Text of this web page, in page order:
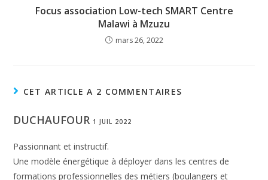
Focus association Low-tech SMART Centre
Malawi à Mzuzu
mars 26, 2022
CET ARTICLE A 2 COMMENTAIRES
DUCHAUFOUR 1 JUIL 2022
Passionnant et instructif.
Une modèle énergétique à déployer dans les centres de
formations professionnelles des métiers (boulangers et